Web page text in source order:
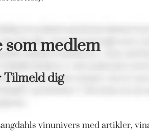
medlem
Tilmeld dig
vinunivers med artikler,